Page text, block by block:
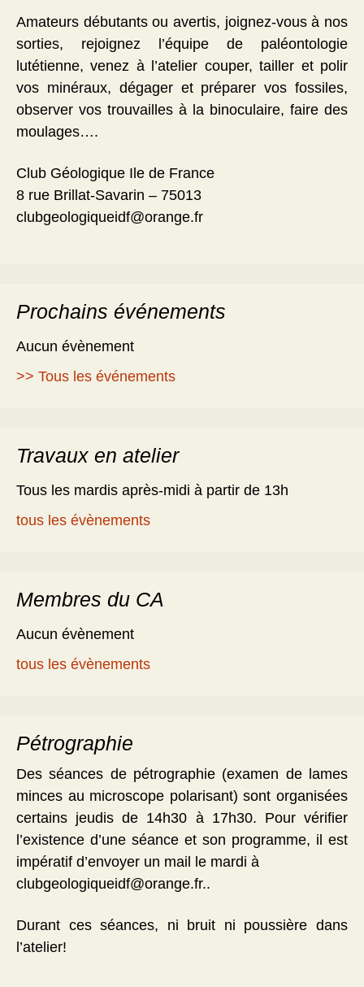
Amateurs débutants ou avertis, joignez-vous à nos
sorties, rejoignez l’équipe de paléontologie
lutétienne, venez à l’atelier couper, tailler et polir
vos minéraux, dégager et préparer vos fossiles,
observer vos trouvailles à la binoculaire, faire des
moulages….
Club Géologique Ile de France
8 rue Brillat-Savarin – 75013
clubgeologiqueidf@orange.fr
Prochains événements
Aucun évènement
>> Tous les événements
Travaux en atelier
Tous les mardis après-midi à partir de 13h
tous les évènements
Membres du CA
Aucun évènement
tous les évènements
Pétrographie
Des séances de pétrographie (examen de lames
minces au microscope polarisant) sont organisées
certains jeudis de 14h30 à 17h30. Pour vérifier
l’existence d’une séance et son programme, il est
impératif d’envoyer un mail le mardi à
clubgeologiqueidf@orange.fr..
Durant ces séances, ni bruit ni poussière dans
l’atelier!